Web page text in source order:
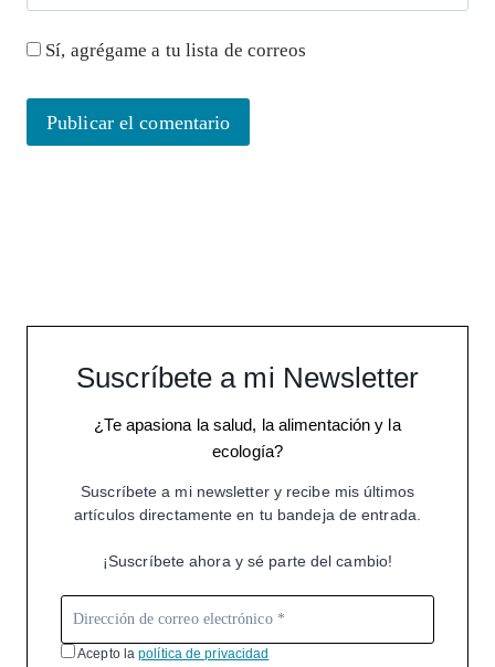
Sí, agrégame a tu lista de correos
Suscríbete a mi Newsletter
¿Te apasiona la salud, la alimentación y la
ecología?
Suscríbete a mi newsletter y recibe mis últimos
artículos directamente en tu bandeja de entrada.
¡Suscríbete ahora y sé parte del cambio!
Acepto lapolítica de privacidad